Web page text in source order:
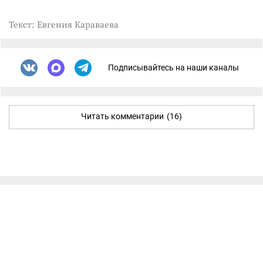
Текст: Евгения Караваева
Подписывайтесь на наши каналы
Читать комментарии (16)